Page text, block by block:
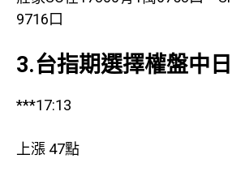
9716口
3.台指期選擇權盤中
***17:13
上漲 47點